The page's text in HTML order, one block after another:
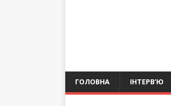
ГОЛОВНА ІНТЕРВ’Ю